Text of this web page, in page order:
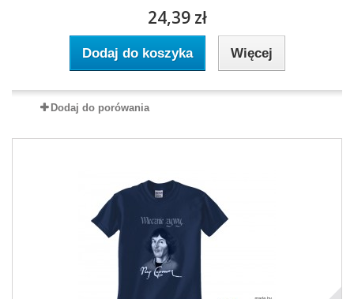
24,39 zł
Dodaj do koszyka Więcej
Dodaj do porówania